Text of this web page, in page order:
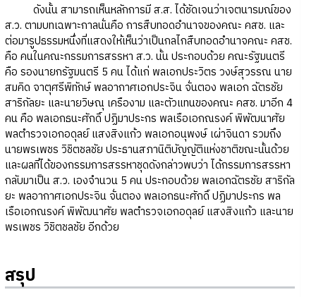
ดังนั้น สามารถเห็นหลักการมี ส.ส. ได้ชัดเจนว่าเจตนารมณ์ของ
ส.ว. ตามบทเฉพาะกาลนั่นคือ การสืบทอดอำนาจของคณะ คสช. และ
ต่อมารูปธรรมหนึ่งที่แสดงให้เห็นว่าเป็นกลไกสืบทอดอำนาจคณะ คสช.
คือ คนในคณะกรรมการสรรหา ส.ว. นั้น ประกอบด้วย คณะรัฐมนตรี
คือ รองนายกรัฐมนตรี 5 คน ได้แก่ พลเอกประวิตร วงษ์สุวรรณ นาย
สมคิด จาตุศรีพิทักษ์ พลอากาศเอกประจิน จั่นตอง พลเอก ฉัตรชัย
สาริกัลยะ และนายวิษณุ เครืองาม และตัวแทนของคณะ คสช. มาอีก 4
คน คือ พลเอกธนะศักดิ์ ปฏิมาประกร พลเรือเอกณรงค์ พิพัฒนาศัย
พลตำรวจเอกอดุลย์ แสงสิงแก้ว พลเอกอนุพงษ์ เผ่าจินดา รวมถึง
นายพรเพชร วิชิตชลชัย ประธานสภานิติบัญญัติแห่งชาติขณะนั้นด้วย
และผลที่ได้ของกรรมการสรรหาชุดดังกล่าวพบว่า ได้กรรมการสรรหา
กลับมาเป็น ส.ว. เองจำนวน 5 คน ประกอบด้วย พลเอกฉัตรชัย สาริกัล
ยะ พลอากาศเอกประจิน จั่นตอง พลเอกธนะศักดิ์ ปฏิมาประกร พล
เรือเอกณรงค์ พิพัฒนาศัย พลตำรวจเอกอดุลย์ แสงสิงแก้ว และนาย
พรเพชร วิชิตชลชัย อีกด้วย
สรุป